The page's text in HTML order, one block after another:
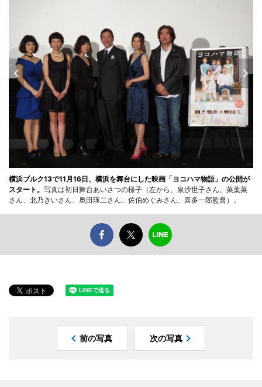
横浜ブルク13で11月16日、横浜を舞台にした映画「ヨコハマ物語」の公開が
スタート。 写真は初日舞台あいさつの様子（左から、泉沙世子さん、菜葉菜
さん、北乃きいさん、奥田瑛二さん、佐伯めぐみさん、喜多一郎監督）。
前の写真 次の写真